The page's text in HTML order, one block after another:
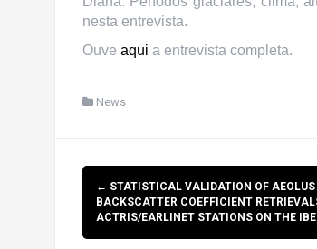
nesta entrevista.
Ouve aqui a entrevista completa.
News
Post
navigation
← STATISTICAL VALIDATION OF
BACKSCATTER COEFFICIENT
ACTRIS/EARLINET STATIONS ON THE